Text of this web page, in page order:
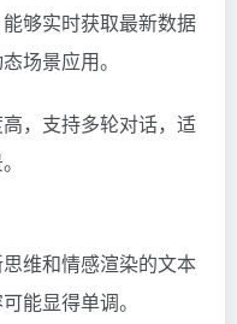
够实时获取最新数据
场景应用。
，支持多轮对话，适
维和情感渲染的文本
能显得单调。